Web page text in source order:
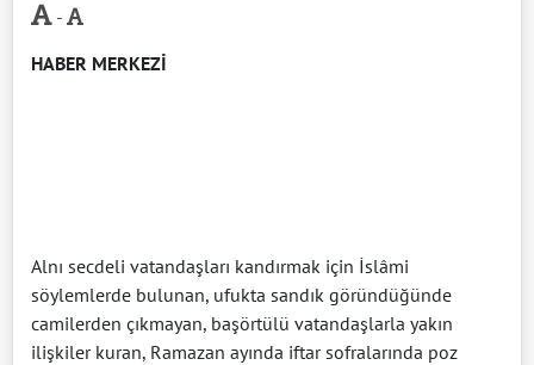
-
HABER MERKEZİ
Alnı secdeli vatandaşları kandırmak için İslâmi
söylemlerde bulunan, ufukta sandık göründüğünde
camilerden çıkmayan, başörtülü vatandaşlarla yakın
ilişkiler kuran, Ramazan ayında iftar sofralarında poz